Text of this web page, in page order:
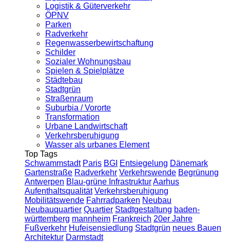
Logistik & Güterverkehr
ÖPNV
Parken
Radverkehr
Regenwasserbewirtschaftung
Schilder
Sozialer Wohnungsbau
Spielen & Spielplätze
Städtebau
Stadtgrün
Straßenraum
Suburbia / Vororte
Transformation
Urbane Landwirtschaft
Verkehrsberuhigung
Wasser als urbanes Element
Top Tags
Schwammstadt Paris BGI Entsiegelung Dänemark
Gartenstraße Radverkehr Verkehrswende Begrünung
Antwerpen Blau-grüne InfrastrukturAarhus
Aufenthaltsqualität Verkehrsberuhigung
Mobilitätswende Fahrradparken Neubau
Neubauquartier Quartier Stadtgestaltung baden-
württemberg mannheim Frankreich 20er Jahre
Fußverkehr Hufeisensiedlung Stadtgrün neues Bauen
Architektur Darmstadt